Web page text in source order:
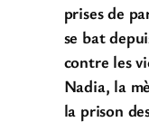
prises de
se bat
contre les
Nadia, la
la prison